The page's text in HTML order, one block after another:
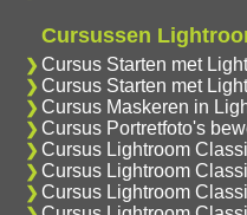
Cursussen
Cursus Starten met
Cursus Starten met
Cursus Maskeren in
Cursus Portretfoto's
Cursus Lightroom
Cursus Lightroom
Cursus Lightroom